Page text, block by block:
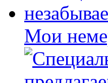
Мои